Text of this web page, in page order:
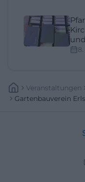
Veranstaltungen
Gartenbauverein